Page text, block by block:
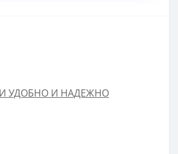
УДОБНО И НАДЕЖНО